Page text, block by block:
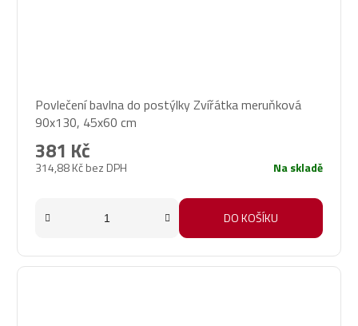
Povlečení bavlna do postýlky Zvířátka meruňková
90x130, 45x60 cm
314,88 Kč bez DPH
381 Kč
Na skladě
DO KOŠÍKU